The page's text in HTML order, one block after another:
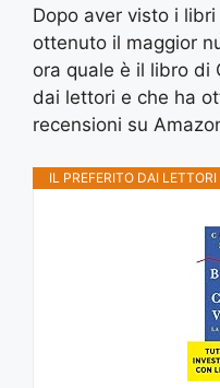
Dopo aver visto i
ottenuto il maggior
ora quale è il libro di
dai lettori e che ha
recensioni su
IL PREFERITO DAI LETTORI